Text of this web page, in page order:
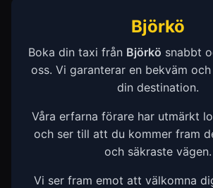
Björkö
Boka din taxi från Björkö snabbt
oss. Vi garanterar en bekväm
din destination.
Våra erfarna förare har utmärkt
och ser till att du kommer fram
och säkraste vägen.
Vi ser fram emot att välkomna